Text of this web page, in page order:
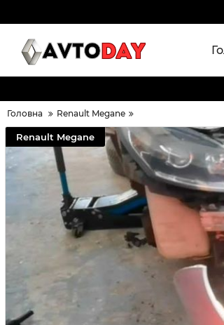
Головна Renault Megane
Renault Megane